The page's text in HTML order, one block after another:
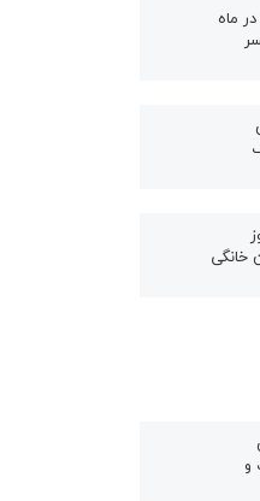
ماه
خانگی
و